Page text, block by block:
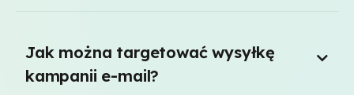
Jak można targetować wysyłkę
kampanii e-mail?